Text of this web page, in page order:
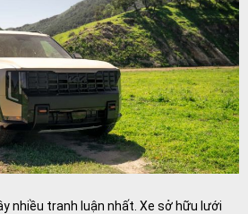
nhiều tranh luận nhất. Xe sở hữu lưới